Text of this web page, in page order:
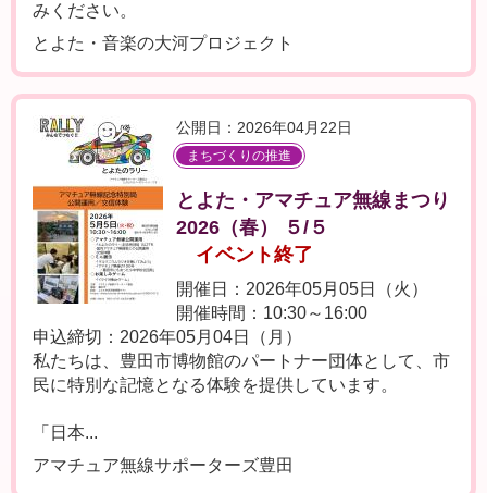
みください。
とよた・音楽の大河プロジェクト
公開日：2026年04月22日
まちづくりの推進
とよた・アマチュア無線まつり
2026（春） ５/５
イベント終了
開催日：2026年05月05日（火）
開催時間：10:30～16:00
申込締切：2026年05月04日（月）
私たちは、豊田市博物館のパートナー団体として、市
民に特別な記憶となる体験を提供しています。
「日本...
アマチュア無線サポーターズ豊田